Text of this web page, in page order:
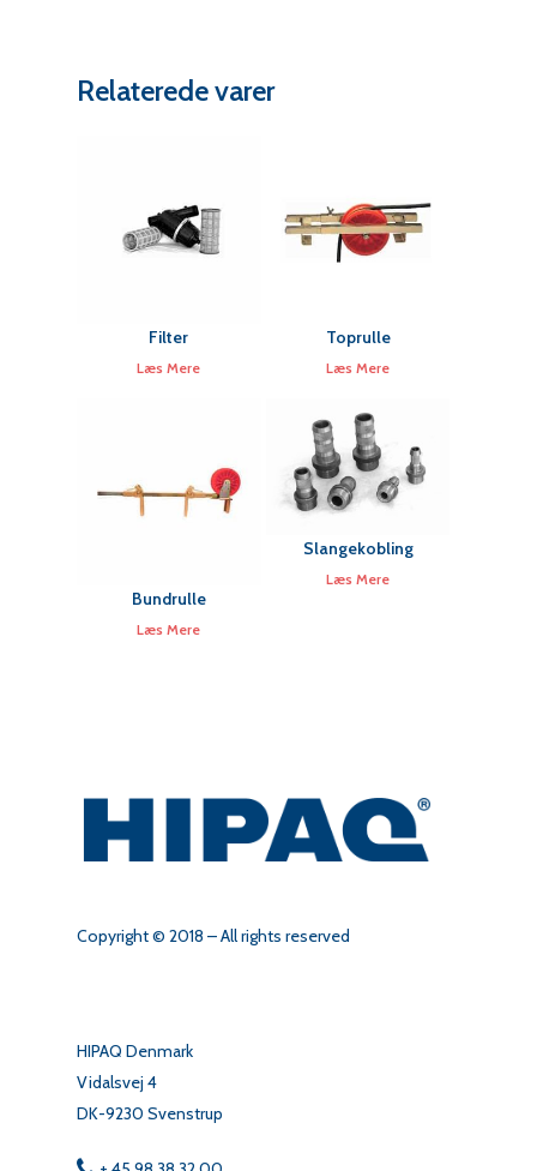
Relaterede varer
Filter
Læs Mere
Toprulle
Læs Mere
Bundrulle
Læs Mere
Slangekobling
Læs Mere
Copyright © 2018 – All rights reserved
HIPAQ Denmark
Vidalsvej 4
DK-9230 Svenstrup